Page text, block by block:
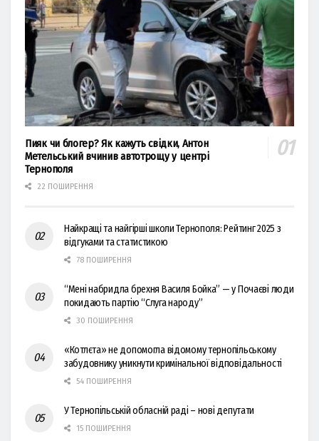
Пияк чи блогер? Як кажуть свідки, Антон
Метельський вчинив автотрощу у центрі
Тернополя
22 ПОШИРЕННЯ
Найкращі та найгірші школи Тернополя: Рейтинг 2025 з
відгуками та статистикою
78 ПОШИРЕННЯ
“Мені набридла брехня Василя Бойка” — у Почаєві люди
покидають партію “Слуга народу”
30 ПОШИРЕННЯ
«Котлєта» не допомогла відомому тернопільському
забудовнику уникнути кримінальної відповідальності
54 ПОШИРЕННЯ
У Тернопільській обласній раді – нові депутати
15 ПОШИРЕННЯ